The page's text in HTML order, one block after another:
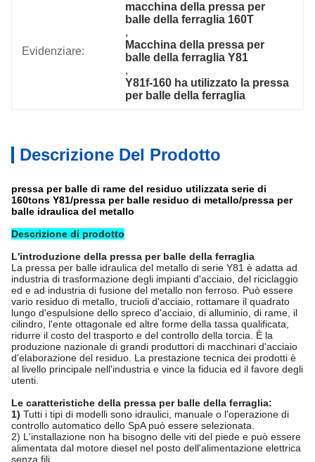
Evidenziare:
macchina della pressa per
balle della ferraglia 160T
,
Macchina della pressa per
balle della ferraglia Y81
,
Y81f-160 ha utilizzato la pressa
per balle della ferraglia
Descrizione Del Prodotto
pressa per balle di rame del residuo utilizzata serie di
160tons Y81/pressa per balle residuo di metallo/pressa per
balle idraulica del metallo
Descrizione di prodotto
L'introduzione della pressa per balle della ferraglia
La pressa per balle idraulica del metallo di serie Y81 è adatta ad
industria di trasformazione degli impianti d'acciaio, del riciclaggio
ed e ad industria di fusione del metallo non ferroso. Può essere
vario residuo di metallo, trucioli d'acciaio, rottamare il quadrato
lungo d'espulsione dello spreco d'acciaio, di alluminio, di rame, il
cilindro, l'ente ottagonale ed altre forme della tassa qualificata,
ridurre il costo del trasporto e del controllo della torcia. È la
produzione nazionale di grandi produttori di macchinari d'acciaio
d'elaborazione del residuo. La prestazione tecnica dei prodotti è
al livello principale nell'industria e vince la fiducia ed il favore degli
utenti.
Le caratteristiche della pressa per balle della ferraglia:
1) Tutti i tipi di modelli sono idraulici, manuale o l'operazione di
controllo automatico dello SpA può essere selezionata.
2) L'installazione non ha bisogno delle viti del piede e può essere
alimentata dal motore diesel nel posto dell'alimentazione elettrica
senza fili.